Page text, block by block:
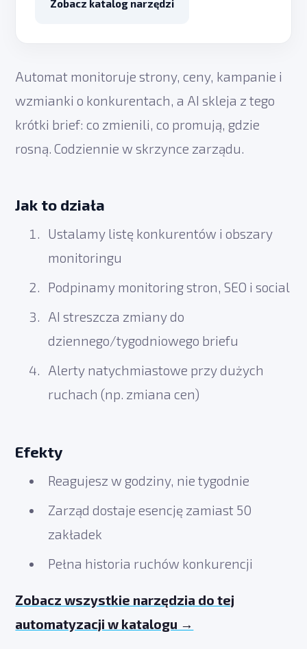
Zobacz katalog narzędzi
Automat monitoruje strony, ceny, kampanie i
wzmianki o konkurentach, a AI skleja z tego
krótki brief: co zmienili, co promują, gdzie
rosną. Codziennie w skrzynce zarządu.
Jak to działa
Ustalamy listę konkurentów i obszary
monitoringu
Podpinamy monitoring stron, SEO i social
AI streszcza zmiany do
dziennego/tygodniowego briefu
Alerty natychmiastowe przy dużych
ruchach (np. zmiana cen)
Efekty
Reagujesz w godziny, nie tygodnie
Zarząd dostaje esencję zamiast 50
zakładek
Pełna historia ruchów konkurencji
Zobacz wszystkie narzędzia do tej
automatyzacji w katalogu →